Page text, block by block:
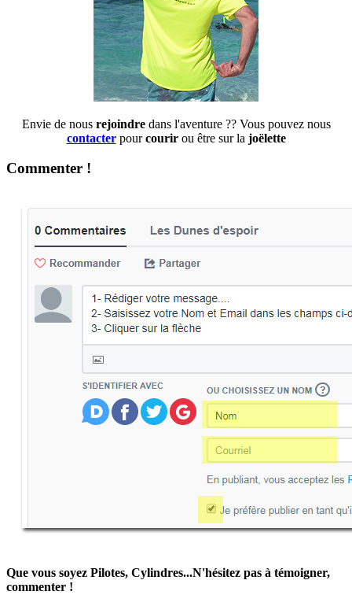
Envie de nous rejoindre dans l'aventure ?? Vous pouvez nous
contacterpourcourir ou être sur la joëlette
Commenter !
Que vous soyez Pilotes, Cylindres...N'hésitez pas à témoigner,
commenter !